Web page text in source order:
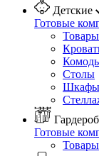
Детские
Готовые
Столы
Шкафы
Готовые